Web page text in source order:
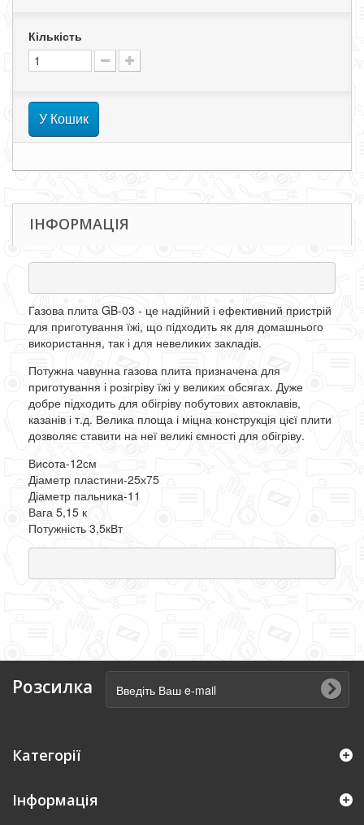
Кількість
У Кошик
ІНФОРМАЦІЯ
Газова плита GB-03 - це надійний і ефективний пристрій
для приготування їжі, що підходить як для домашнього
використання, так і для невеликих закладів.
Потужна чавунна газова плита призначена для
приготування і розігріву їжі у великих обсягах. Дуже
добре підходить для обігріву побутових автоклавів,
казанів і т.д. Велика площа і міцна конструкція цієї плити
дозволяє ставити на неї великі ємності для обігріву.
Висота-12см
Діаметр пластини-25х75
Діаметр пальника-11
Вага 5,15 к
Потужність 3,5кВт
Розсилка
Категорії
Інформація